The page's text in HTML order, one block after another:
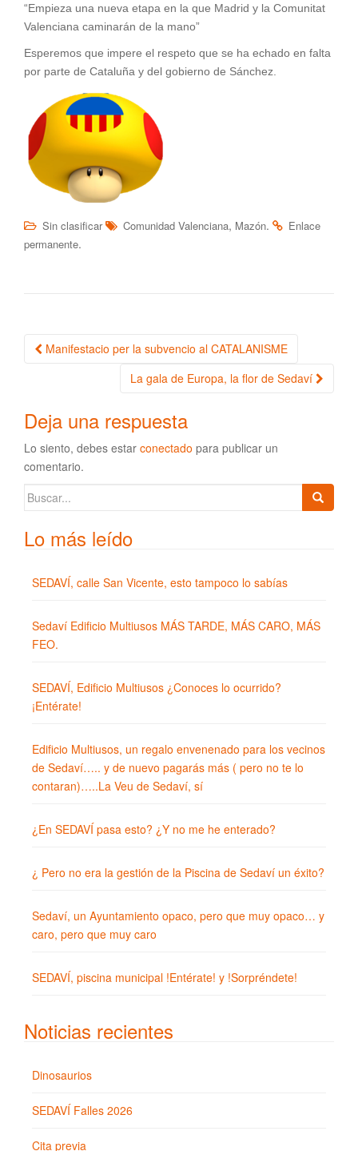
“Empieza una nueva etapa en la que Madrid y la Comunitat
Valenciana caminarán de la mano”
Esperemos que impere el respeto que se ha echado en falta
por parte de Cataluña y del gobierno de Sánchez.
Sin clasificar Comunidad Valenciana, Mazón.
Enlace
permanente.
Navegación de la entrada
Manifestacio per la subvencio al CATALANISME
La gala de Europa, la flor de Sedaví
Deja una respuesta
Lo siento, debes estar conectado para publicar un
comentario.
Buscar:
Lo más leído
SEDAVÍ, calle San Vicente, esto tampoco lo sabías
Sedaví Edificio Multiusos MÁS TARDE, MÁS CARO, MÁS
FEO.
SEDAVÍ, Edificio Multiusos ¿Conoces lo ocurrido?
¡Entérate!
Edificio Multiusos, un regalo envenenado para los vecinos
de Sedaví….. y de nuevo pagarás más ( pero no te lo
contaran)…..La Veu de Sedaví, sí
¿En SEDAVÍ pasa esto? ¿Y no me he enterado?
¿ Pero no era la gestión de la Piscina de Sedaví un éxito?
Sedaví, un Ayuntamiento opaco, pero que muy opaco… y
caro, pero que muy caro
SEDAVÍ, piscina municipal !Entérate! y !Sorpréndete!
Noticias recientes
Dinosaurios
SEDAVÍ Falles 2026
Cita previa